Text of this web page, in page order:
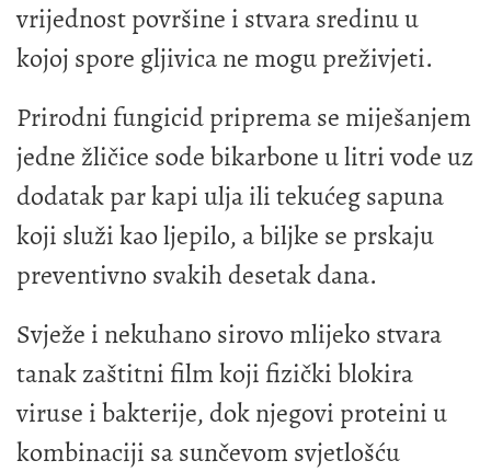
vrijednost površine i stvara sredinu u
kojoj spore gljivica ne mogu preživjeti.
Prirodni fungicid priprema se miješanjem
jedne žličice sode bikarbone u litri vode uz
dodatak par kapi ulja ili tekućeg sapuna
koji služi kao ljepilo, a biljke se prskaju
preventivno svakih desetak dana.
Svježe i nekuhano sirovo mlijeko stvara
tanak zaštitni film koji fizički blokira
viruse i bakterije, dok njegovi proteini u
kombinaciji sa sunčevom svjetlošću